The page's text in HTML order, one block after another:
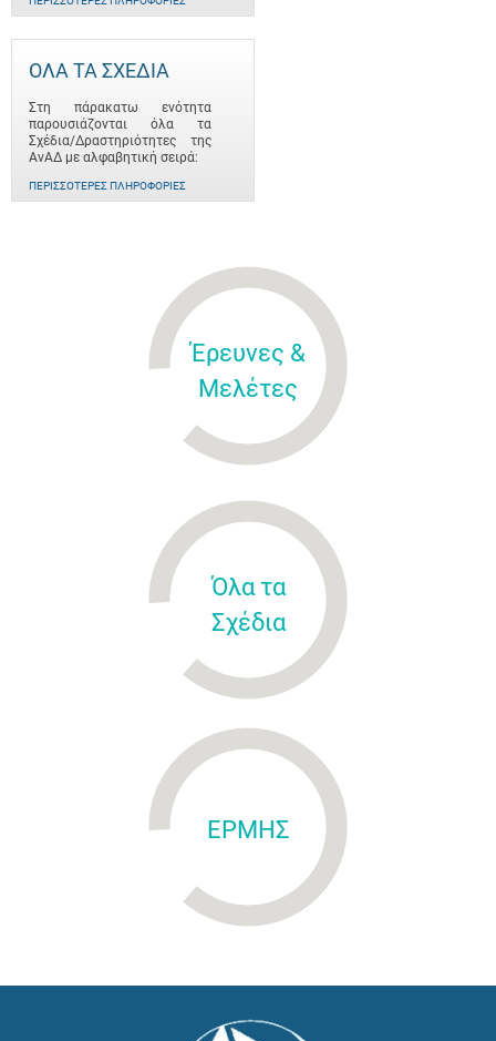
ΟΛΑ ΤΑ ΣΧΕΔΙΑ
Στη πάρακατω ενότητα
παρουσιάζονται όλα τα
Σχέδια/Δραστηριότητες της
ΑνΑΔ με αλφαβητική σειρά:
ΠΕΡΙΣΣΌΤΕΡΕΣ ΠΛΗΡΟΦΟΡΊΕΣ
Έρευνες &
Μελέτες
Όλα τα
Σχέδια
ΕΡΜΗΣ